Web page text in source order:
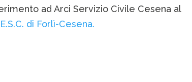
ad Arci Servizio Civile Cesena al
di Forlì-Cesena.